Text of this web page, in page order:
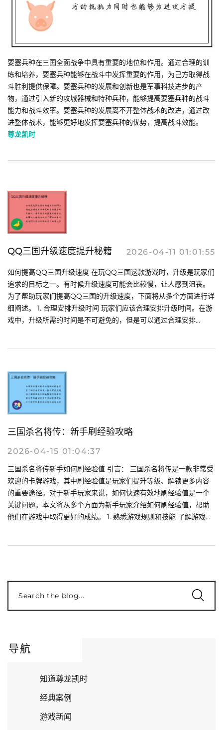
要塞兵种在三国全面战争中具有重要的地位和作用。通过合理的训
练和培养，要塞兵种能够在战斗中发挥重要的作用，为己方取得战
斗胜利提供保障。要塞兵种的发展和创新也是军事科技进步的产
物，通过引入新的攻城器械和特种兵种，能够提高要塞兵种的战斗
能力和战斗效率。要塞兵种的发展离不开整体战术的改进，通过改
进整体战术，能够更好地发挥要塞兵种的优势，提高战斗效能。
尊龙凯时
QQ三国升级速度提升秘籍 2026-04-11 01:01:55
如何提高QQ三国升级速度 在玩QQ三国这款游戏时，升级是玩家们
追求的目标之一。有时候升级速度可能会比较慢，让人感到沮丧。
为了帮助玩家们提高QQ三国的升级速度，下面将从多个方面进行详
细阐述。 1. 合理安排升级时间 玩家们应该合理安排升级时间。在游
戏中，升级所需的时间是不可避免的，但是可以通过合理安排...
三国杀名将传：新手刷经验攻略
2026-04-15 01:04:37
三国杀名将传新手如何刷经验值 引言： 三国杀名将传是一款非常受
欢迎的卡牌游戏，其中刷经验值是玩家们提升等级、解锁更多内容
的重要途径。对于新手玩家来说，如何快速有效地刷经验值是一个
关键问题。本文将从多个方面为新手玩家介绍如何刷经验值，帮助
他们在游戏中取得更好的成绩。 1. 熟悉游戏规则和技能 了解游戏...
Search the blog...
导航
知道尊龙凯时
经典案例
游戏新闻